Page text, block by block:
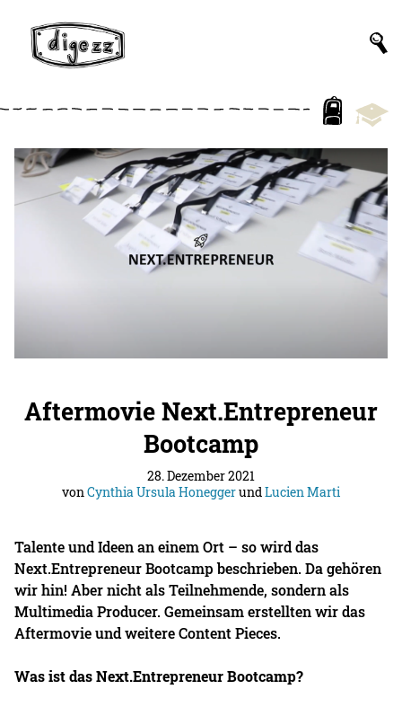
Aftermovie Next.Entrepreneur
Bootcamp
28. Dezember 2021
vonCynthia Ursula HoneggerundLucien Marti
Talente und Ideen an einem Ort – so wird das
Next.Entrepreneur Bootcamp beschrieben. Da gehören
wir hin! Aber nicht als Teilnehmende, sondern als
Multimedia Producer. Gemeinsam erstellten wir das
Aftermovie und weitere Content Pieces.
Was ist das Next.Entrepreneur Bootcamp?